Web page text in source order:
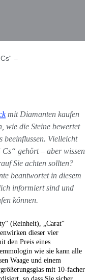
–
mit Diamanten kaufen
wie die Steine bewertet
beeinflussen. Vielleicht
gehört – aber wissen
Sie achten sollten?
beantwortet in diesem
informiert sind und
können.
(Reinheit), „Carat“
dieser vier
den Preis eines
wie sie kann alle
Waage und einem
mit 10-facher